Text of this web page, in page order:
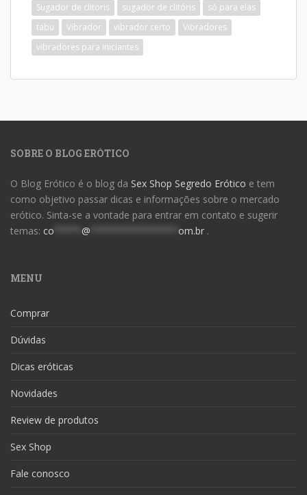
Sugador de clitoris
sugador de clitóris
só para elas
tabu
Vibrador vibrador certo
Vibradores
vibradores para iniciantes
SOBRE O BLOG ERÓTICO
O Blog Erótico é o blog da Sex Shop Segredo Erótico e tem
como objetivo passar dicas e informações sobre o mercado
erótico. Sinta-se a vontade para entrar em contato e sugerir
temas: co @ om.br .
MENU
Comprar
Dúvidas
Dicas eróticas
Novidades
Review de produtos
Sex Shop
Fale conosco